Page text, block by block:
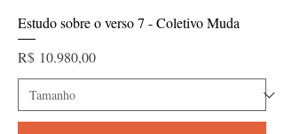
Estudo sobre o verso 7 - Coletivo Muda
Preço
R$ 10.980,00